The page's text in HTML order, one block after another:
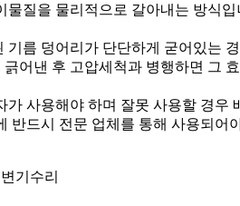
물질을 물리적으로 갈아내는 방식입
기름 덩어리가 단단하게 굳어있는
어낸 후 고압세척과 병행하면 그
가 사용해야 하며 잘못 사용할 경우
반드시 전문 업체를 통해 사용되어
기수리